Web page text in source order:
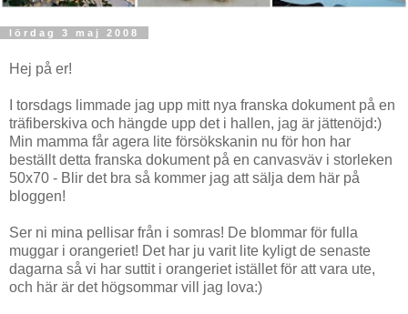
lördag 3 maj 2008
Hej på er!
I torsdags limmade jag upp mitt nya franska dokument på en
träfiberskiva och hängde upp det i hallen, jag är jättenöjd:)
Min mamma får agera lite försökskanin nu för hon har
beställt detta franska dokument på en canvasväv i storleken
50x70 - Blir det bra så kommer jag att sälja dem här på
bloggen!
Ser ni mina pellisar från i somras! De blommar för fulla
muggar i orangeriet! Det har ju varit lite kyligt de senaste
dagarna så vi har suttit i orangeriet istället för att vara ute,
och här är det högsommar vill jag lova:)